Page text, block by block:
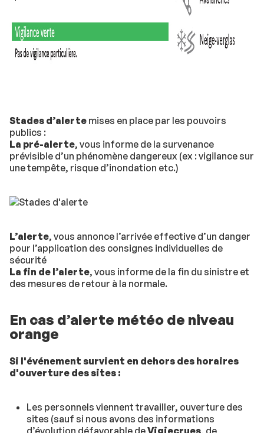
Stades d’alerte mises en place par les pouvoirs
publics :
La pré-alerte, vous informe de la survenance
prévisible d’un phénomène dangereux (ex : vigilance sur
une tempête, risque d’inondation etc.)
L’alerte, vous annonce l’arrivée effective d’un danger
pour l’application des consignes individuelles de
sécurité
La fin de l’alerte, vous informe de la fin du sinistre et
des mesures de retour à la normale.
En cas d’alerte météo de niveau
orange
Si l'événement survient en dehors des horaires
d'ouverture des sites :
Les personnels viennent travailler, ouverture des
sites (sauf si nous avons des informations